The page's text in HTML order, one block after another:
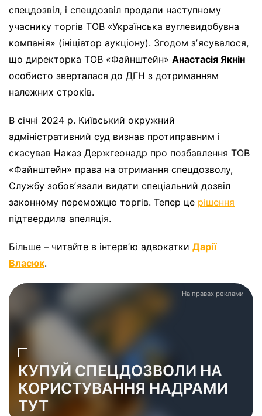
спецдозвіл, і спецдозвіл продали наступному
учаснику торгів ТОВ «Українська вуглевидобувна
компанія» (ініціатор аукціону). Згодом зʼясувалося,
що директорка ТОВ «Файнштейн» Анастасія Якнін
особисто зверталася до ДГН з дотриманням
належних строків.
В січні 2024 р. Київський окружний
адміністративний суд визнав протиправним і
скасував Наказ Держгеонадр про позбавлення ТОВ
«Файнштейн» права на отримання спецдозволу,
Службу зобовʼязали видати спеціальний дозвіл
законному переможцю торгів. Тепер це рішення
підтвердила апеляція.
Більше – читайте в інтервʼю адвокатки Дарії
Власюк.
На правах реклами
КУПУЙ СПЕЦДОЗВОЛИ НА
КОРИСТУВАННЯ НАДРАМИ
ТУТ